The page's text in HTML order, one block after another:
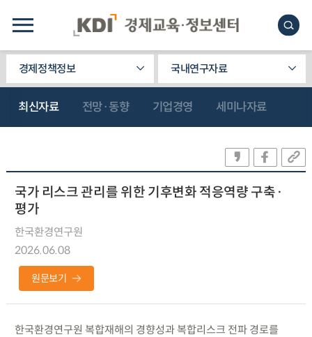
경제정책정보 국내연구자료
최신자료 전망·동향 기업경영 세미나자료
국가 리스크 관리를 위한 기후변화 적응역량 구축·
평가
한국환경연구원
2026.06.08
원문보기
한국환경연구원 복합재해의 경향성과 복합리스크 전파 경로를